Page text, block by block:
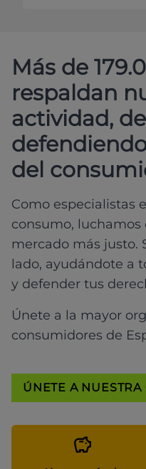
Más de
respaldan
actividad,
del
Como especialistas
consumo,
mercado más justo.
lado, ayudándote a
y defender tus
Únete a la mayor
consumidores de
ÚNETE A